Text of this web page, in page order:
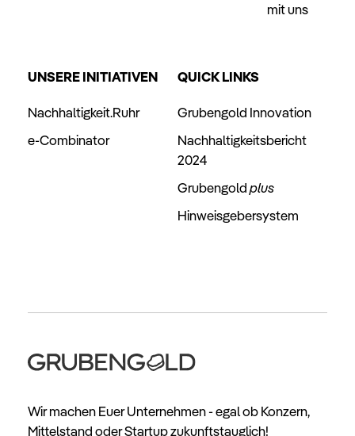
mit uns
UNSERE INITIATIVEN
Nachhaltigkeit.Ruhr
e-Combinator
QUICK LINKS
Grubengold Innovation
Nachhaltigkeitsbericht
2024
Grubengoldplus
Hinweisgebersystem
Wir machen Euer Unternehmen - egal ob Konzern,
Mittelstand oder Startup zukunftstauglich!